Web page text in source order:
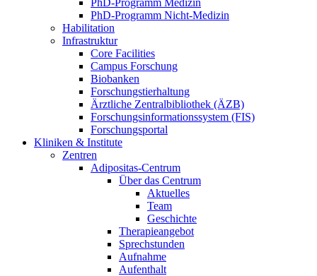
PhD-Programm Medizin
PhD-Programm Nicht-Medizin
Habilitation
Infrastruktur
Core Facilities
Campus Forschung
Biobanken
Forschungstierhaltung
Ärztliche Zentralbibliothek (ÄZB)
Forschungsinformationssystem (FIS)
Forschungsportal
Kliniken & Institute
Zentren
Adipositas-Centrum
Über das Centrum
Aktuelles
Team
Geschichte
Therapieangebot
Sprechstunden
Aufnahme
Aufenthalt